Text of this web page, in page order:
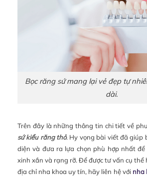
Bọc răng sứ mang lại vẻ đẹp tự
dài.
Trên đây là những thông tin chi tiết về
sứ kiểu răng thỏ. Hy vọng bài viết đã giúp
diện và đưa ra lựa chọn phù hợp nhất để
xinh xắn và rạng rỡ. Để được tư vấn cụ thể
địa chỉ nha khoa uy tín, hãy liên hệ với nha